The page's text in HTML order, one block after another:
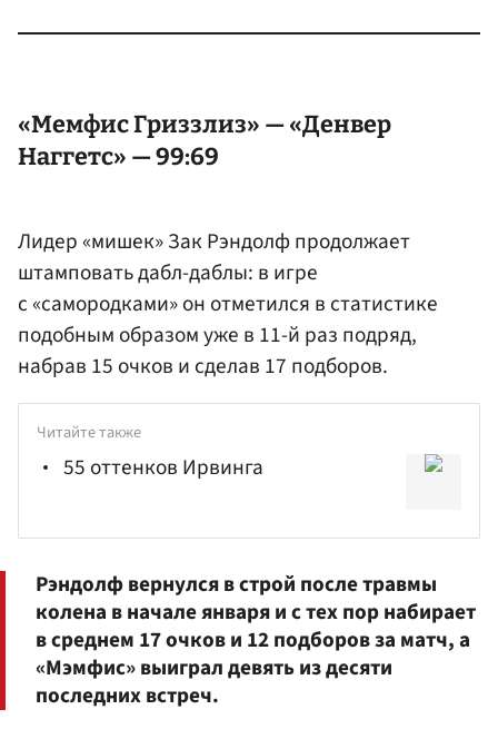
«Мемфис Гриззлиз» — «Денвер
Наггетс» — 99:69
Лидер «мишек» Зак Рэндолф продолжает
штамповать дабл-даблы: в игре
с «самородками» он отметился в статистике
подобным образом уже в 11-й раз подряд,
набрав 15 очков и сделав 17 подборов.
Читайте также
55 оттенков Ирвинга
Рэндолф вернулся в строй после травмы
колена в начале января и с тех пор набирает
в среднем 17 очков и 12 подборов за матч, а
«Мэмфис» выиграл девять из десяти
последних встреч.